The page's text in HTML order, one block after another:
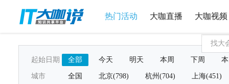
热门活动 大咖直播 大咖视频
起始日期 全部 今天 明天 本周 下周
城市 全国 北京(798) 杭州(704) 上海(451)